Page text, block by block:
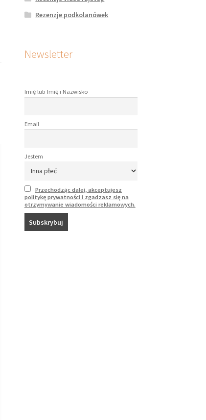
Rezenzje podkolanówek
Newsletter
Imię lub Imię i Nazwisko
Email
Jestem
Przechodząc dalej, akceptujesz
politykę prywatności i zgadzasz się na
otrzymywanie wiadomości reklamowych.